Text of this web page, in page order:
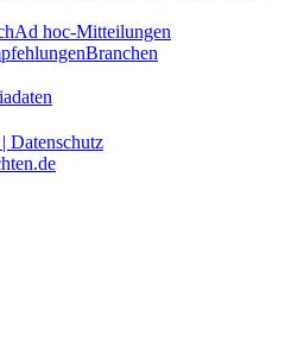
Ad hoc-Mitteilungen
Branchen
Datenschutz